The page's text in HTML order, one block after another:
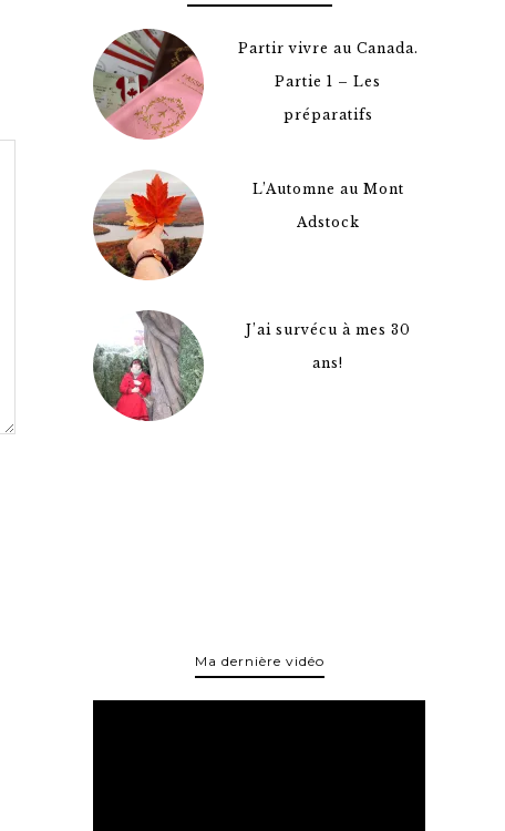
Partir vivre au Canada.
Partie 1 – Les
préparatifs
L’Automne au Mont
Adstock
J’ai survécu à mes 30
ans!
Ma dernière vidéo